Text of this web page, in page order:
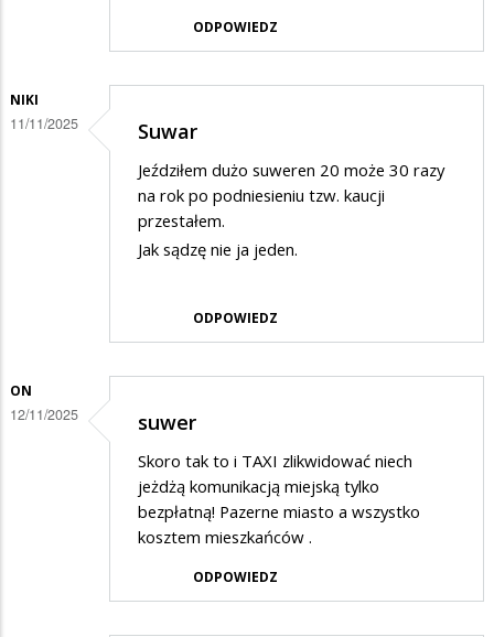
ODPOWIEDZ
NIKI
11/11/2025 Suwar
Jeździłem dużo suweren 20 może 30 razy
na rok po podniesieniu tzw. kaucji
przestałem.
Jak sądzę nie ja jeden.
ODPOWIEDZ
ON
12/11/2025 suwer
Skoro tak to i TAXI zlikwidować niech
jeżdżą komunikacją miejską tylko
bezpłatną! Pazerne miasto a wszystko
kosztem mieszkańców .
ODPOWIEDZ